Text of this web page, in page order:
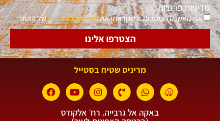
מדיניות פרטיות
אני מאשר.ת ומסכימ.ה שקראתי אתמדיניות הפרטיותשל האתר
הצטרפו אלינו
מריניס שטיח בסטייל
באקה אל גרבייה. רח׳ אלקודס